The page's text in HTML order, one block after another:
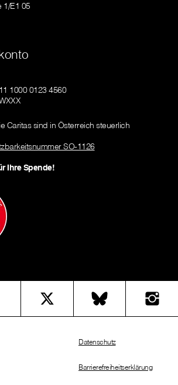
1/E1 05
1000 0123 4560
Caritas sind in Österreich steuerlich
SO-1126
Ihre Spende!
Datenschutz
Barrierefreiheitserklärung